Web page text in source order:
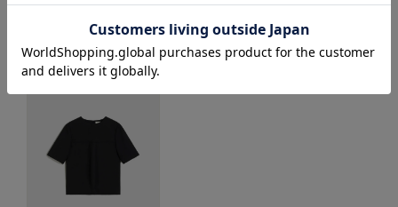
関連商品はこちら